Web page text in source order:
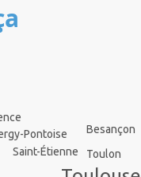
Pontoise
Saint-Étienne
Toulon
Besançon